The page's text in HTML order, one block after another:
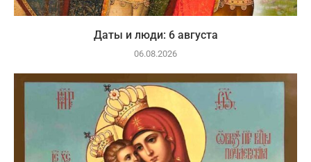
Даты и люди: 6 августа
06.08.2026